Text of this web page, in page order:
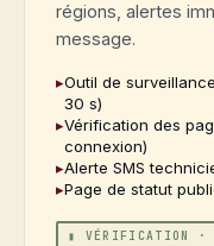
régions, alertes
message.
Outil de
30 s)
Vérification des
connexion)
Alerte SMS
Page de statut
▮ VÉRIFICATION ·